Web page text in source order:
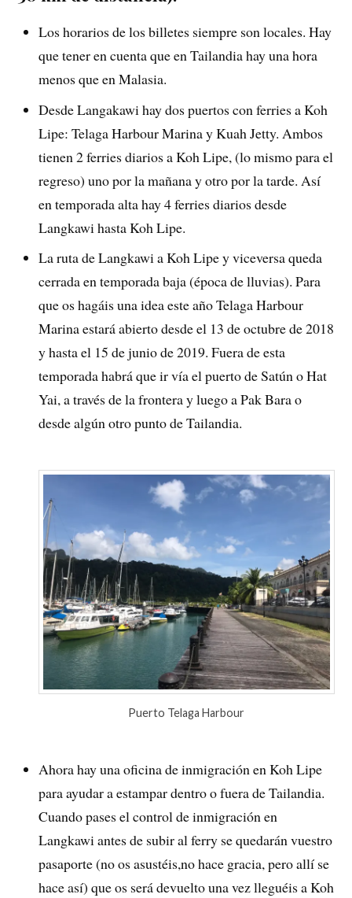
Los horarios de los billetes siempre son locales. Hay
que tener en cuenta que en Tailandia hay una hora
menos que en Malasia.
Desde Langakawi hay dos puertos con ferries a Koh
Lipe: Telaga Harbour Marina y Kuah Jetty. Ambos
tienen 2 ferries diarios a Koh Lipe, (lo mismo para el
regreso) uno por la mañana y otro por la tarde. Así
en temporada alta hay 4 ferries diarios desde
Langkawi hasta Koh Lipe.
La ruta de Langkawi a Koh Lipe y viceversa queda
cerrada en temporada baja (época de lluvias). Para
que os hagáis una idea este año Telaga Harbour
Marina estará abierto desde el 13 de octubre de 2018
y hasta el 15 de junio de 2019. Fuera de esta
temporada habrá que ir vía el puerto de Satún o Hat
Yai, a través de la frontera y luego a Pak Bara o
desde algún otro punto de Tailandia.
Puerto Telaga Harbour
Ahora hay una oficina de inmigración en Koh Lipe
para ayudar a estampar dentro o fuera de Tailandia.
Cuando pases el control de inmigración en
Langkawi antes de subir al ferry se quedarán vuestro
pasaporte (no os asustéis,no hace gracia, pero allí se
hace así) que os será devuelto una vez lleguéis a Koh